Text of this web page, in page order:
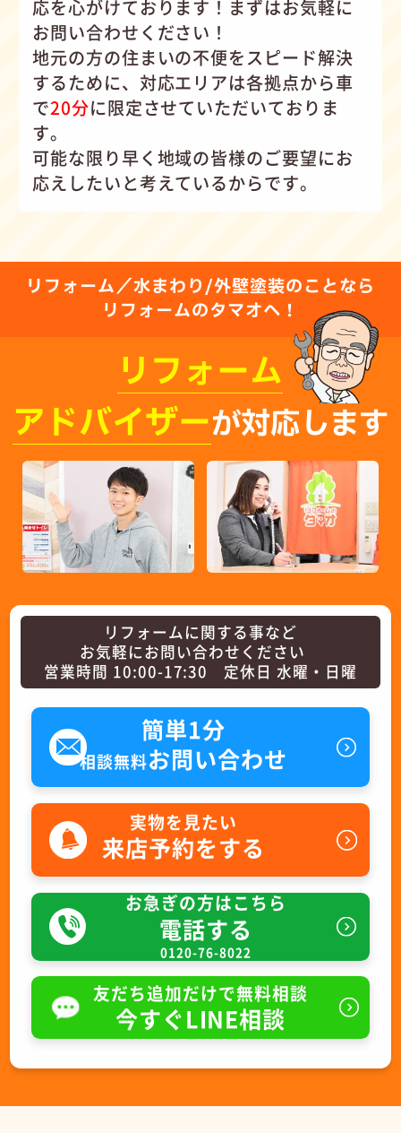
応を心がけております！まずはお気軽に
お問い合わせください！
地元の方の住まいの不便をスピード解決
するために、対応エリアは各拠点から車
で20分に限定させていただいておりま
す。
可能な限り早く地域の皆様のご要望にお
応えしたいと考えているからです。
リフォーム／水まわり/外壁塗装のことなら
リフォームのタマオへ！
リフォーム
アドバイザーが対応します
リフォームに関する事など
お気軽にお問い合わせください
営業時間 10:00-17:30 定休日 水曜・日曜
簡単1分
相談無料お問い合わせ
実物を見たい
来店予約をする
お急ぎの方はこちら
電話する
0120-76-8022
友だち追加だけで無料相談
今すぐLINE相談